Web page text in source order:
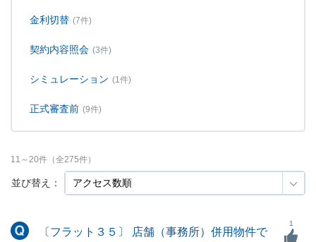
金利切替 (7件)
契約内容照会 (3件)
シミュレーション (1件)
正式審査前 (9件)
並び替え：
11 ～20件（全275件）
〔フラット３５〕 店舗（事務所）併用物件で
1